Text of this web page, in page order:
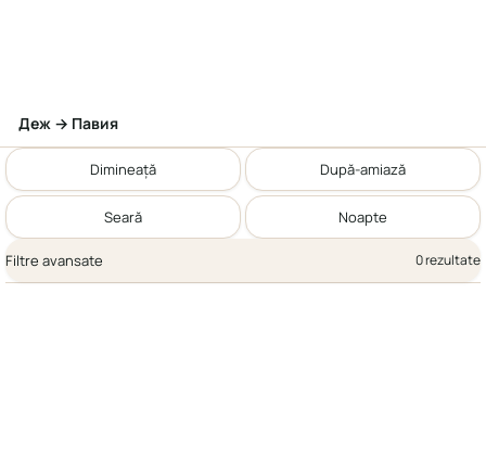
Деж → Павия
Dimineață După-amiază
Seară Noapte
Filtre avansate 0 rezultate